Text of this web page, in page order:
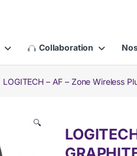
Collaboration
LOGITECH – AF – Zone Wireless
🔍